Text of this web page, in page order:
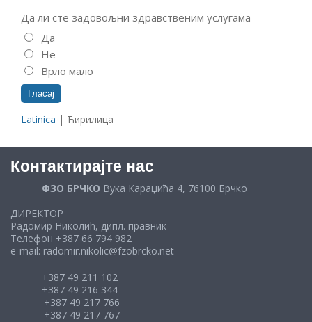
Да ли сте задовољни здравственим услугама
Да
Не
Врло мало
Latinica | Ћирилица
Контактирајте нас
ФЗО БРЧКО Вука Караџића 4, 76100 Брчко
ДИРЕКТОР
Радомир Николић, дипл. правник
Телефон +387 66 794 982
e-mail: radomir.nikolic@fzobrcko.net
+387 49 211 102
+387 49 216 344
+387 49 217 766
+387 49 217 767